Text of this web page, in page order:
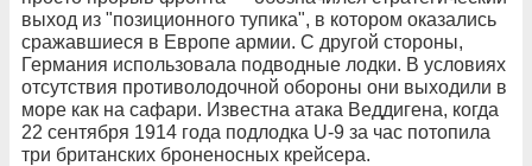
выход из "позиционного тупика", в котором оказались
сражавшиеся в Европе армии. С другой стороны,
Германия использовала подводные лодки. В условиях
отсутствия противолодочной обороны они выходили в
море как на сафари. Известна атака Веддигена, когда
22 сентября 1914 года подлодка U-9 за час потопила
три британских броненосных крейсера.